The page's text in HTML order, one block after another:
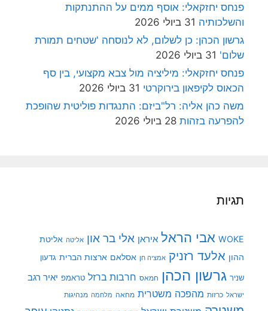
פנחס יחזקאלי: אוסף ממים על ההתנתקות
והשלכותיה 31 ביולי 2026
גרשון הכהן: כן לשלום, לא לנוסחה 'שטחים תמורת
שלום' 31 ביולי 2026
פנחס יחזקאלי: מיליציה מול צבא מקצועי, בין סף
הכאוס לקיפאון בירוקרטי 31 ביולי 2026
משה כהן אליה: רל"ביזם: התנגדות פוליטית שהופכת
להפרעה בזהות 28 ביולי 2026
תגיות
WOKE אבי הראל איראן אלי בר און אליטה אליטת
ההון אלעד רזניק אמציה חן אסלאם ארצות הברית גדעון
שניר גרשון הכהן חמאס חרבות ברזל טראמפ יאיר רגב
ישראל כרזות מהפכה משטרית מחאה מלחמה מנהיגות